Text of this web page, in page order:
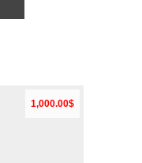
1,000.00$